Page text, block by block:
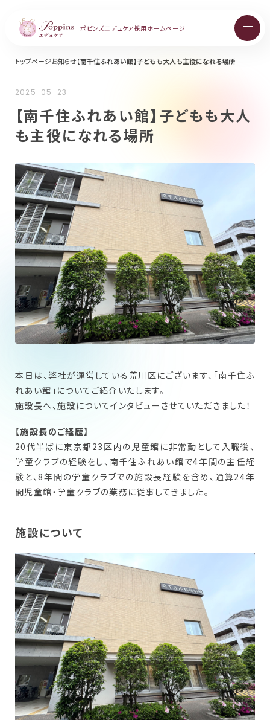
ポピンズエデュケア採用ホームページ
Topics
お知らせ
Career
中途採用について
New Graduate
新卒採用について
Workplace
トップページお知らせ【南千住ふれあい館】子どもも大人も主役になれる場所
2025-05-23
【南千住ふれあい館】子どもも大人
も主役になれる場所
本日は、弊社が運営している荒川区にございます、「南千住ふ
れあい館」についてご紹介いたします。
施設長へ、施設についてインタビューさせていただきました！
【施設長のご経歴】
20代半ばに東京都23区内の児童館に非常勤として入職後、
学童クラブの経験をし、南千住ふれあい館で4年間の主任経
験と、8年間の学童クラブでの施設長経験を含め、通算24年
間児童館・学童クラブの業務に従事してきました。
施設について